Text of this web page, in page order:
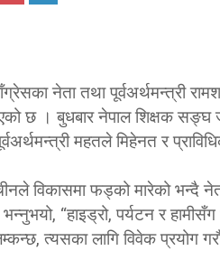
नेता तथा पूर्वअर्थमन्त्री
छ । बुधबार नेपाल शिक्षक
महतले मिहेनत र
विकासमा फड्को मारेको भन्दै
“हाइड्रो, पर्यटन र
त्यसका लागि विवेक प्रयोग